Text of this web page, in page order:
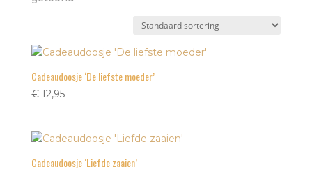
Cadeaudoosje ‘De liefste moeder’
€12,95
Cadeaudoosje ‘Liefde zaaien’